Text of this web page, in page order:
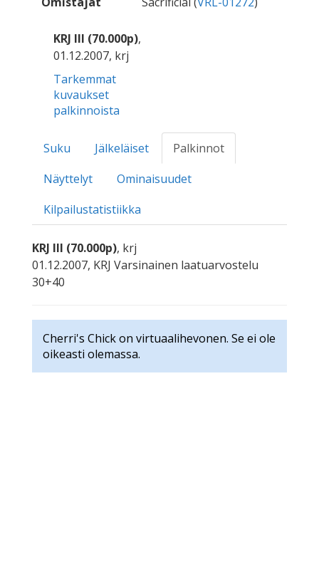
KRJ III (70.000p),
01.12.2007, krj
Tarkemmat
kuvaukset
palkinnoista
Suku Jälkeläiset
Palkinnot
Näyttelyt
Ominaisuudet
Kilpailustatistiikka
KRJ III (70.000p), krj
01.12.2007, KRJ Varsinainen laatuarvostelu
30+40
Cherri's Chick on virtuaalihevonen. Se ei ole
oikeasti olemassa.